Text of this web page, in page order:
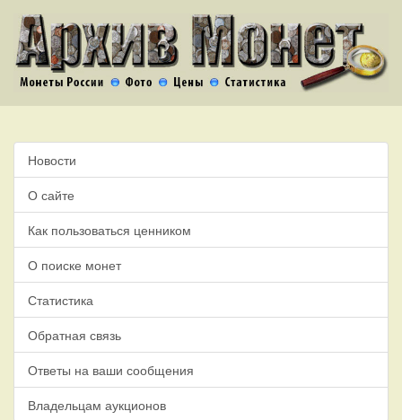
Новости
О сайте
Как пользоваться ценником
О поиске монет
Статистика
Обратная связь
Ответы на ваши сообщения
Владельцам аукционов